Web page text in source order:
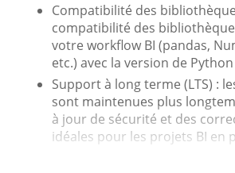
Compatibilité des
compatibilité des
votre workflow BI (pandas,
etc.) avec la version de
Support à long terme (LTS) :
sont maintenues plus
à jour de sécurité et des
idéales pour les projets BI en